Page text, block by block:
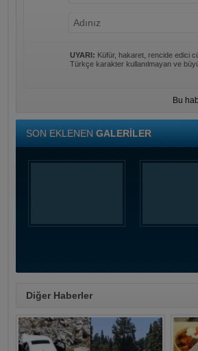
UYARI: Küfür, hakaret, rencide edici
Türkçe karakter kullanılmayan ve
Bu
SON EKLENEN GALERİLER
Diğer Haberler